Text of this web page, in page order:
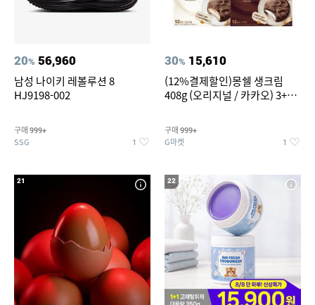
20% 56,960
남성 나이키 레볼루션 8
HJ9198-002
구매 999+
SSG 1
30% 15,610
(12%결제할인)몽쉘 생크림
408g (오리지널 / 카카오) 3+1
구매 999+
G마켓 1
21 22